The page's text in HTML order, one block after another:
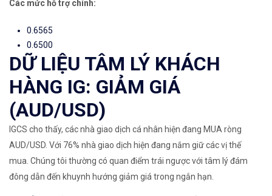
Các mức hỗ trợ chính:
0.6565
0.6500
DỮ LIỆU TÂM LÝ KHÁCH
HÀNG IG: GIẢM GIÁ
(AUD/USD)
IGCS cho thấy, các nhà giao dịch cá nhân hiện đang MUAròng
AUD/USD. Với 76% nhà giao dịch hiện đang nắm giữ các vị thế
mua. Chúng tôi thường có quan điểm trái ngược với tâm lý đám
đông dẫn đến khuynh hướng giảm giá trong ngắn hạn.